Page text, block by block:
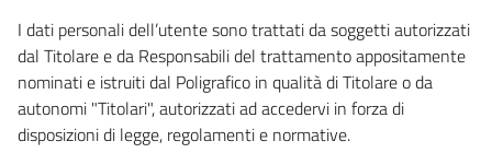
I dati personali dell’utente sono trattati da soggetti autorizzati
dal Titolare e da Responsabili del trattamento appositamente
nominati e istruiti dal Poligrafico in qualità di Titolare o da
autonomi "Titolari", autorizzati ad accedervi in forza di
disposizioni di legge, regolamenti e normative.